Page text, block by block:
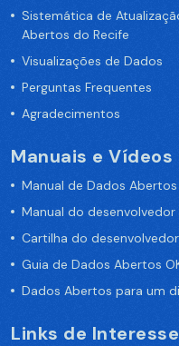
Sistemática de
Abertos do Recife
Visualizações de Dados
Perguntas Frequentes
Agradecimentos
Manuais e Vídeos
Manual de Dados
Manual do desenvolvedor
Cartilha do
Guia de Dados Abertos
Dados Abertos para um
Links de Interesse